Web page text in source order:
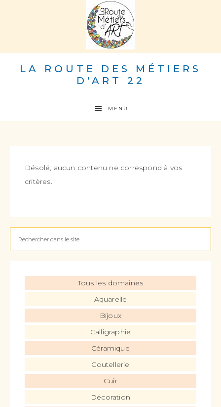
LA ROUTE DES MÉTIERS
D'ART 22
MENU
Désolé, aucun contenu ne correspond à vos
critères.
Tous les domaines
Aquarelle
Bijoux
Calligraphie
Céramique
Coutellerie
Cuir
Décoration